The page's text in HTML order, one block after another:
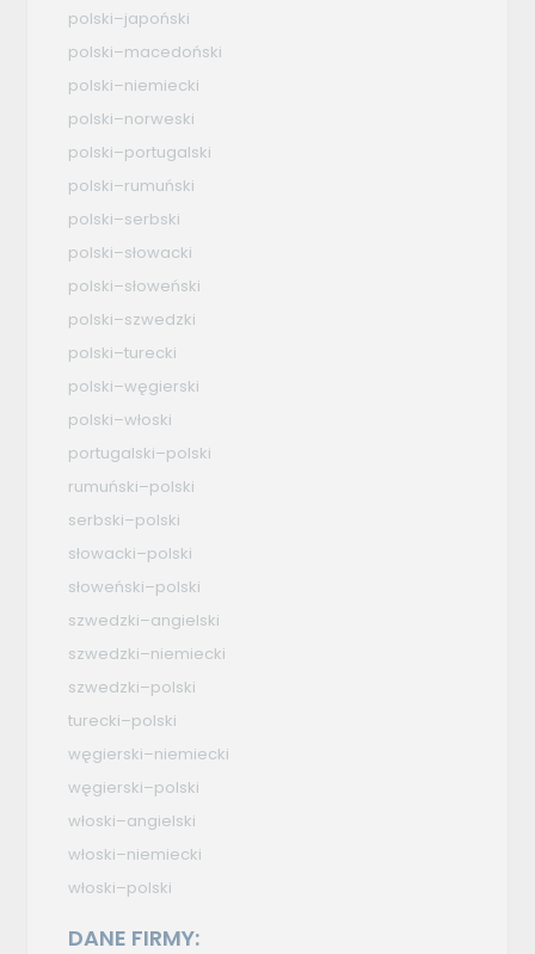
polski–japoński
polski–macedoński
polski–niemiecki
polski–norweski
polski–portugalski
polski–rumuński
polski–serbski
polski–słowacki
polski–słoweński
polski–szwedzki
polski–turecki
polski–węgierski
polski–włoski
portugalski–polski
rumuński–polski
serbski–polski
słowacki–polski
słoweński–polski
szwedzki–angielski
szwedzki–niemiecki
szwedzki–polski
turecki–polski
węgierski–niemiecki
węgierski–polski
włoski–angielski
włoski–niemiecki
włoski–polski
DANE FIRMY: